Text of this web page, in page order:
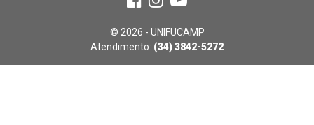
© 2026 - UNIFUCAMP
Atendimento: (34) 3842-5272